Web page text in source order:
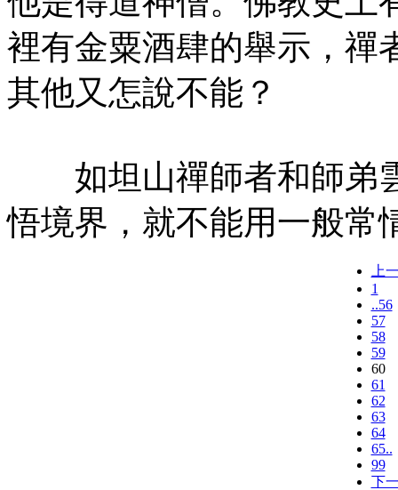
裡有金粟酒肆的舉示，禪
其他又怎說不能？
如坦山禪師者和師弟
悟境界，就不能用一般常
上
1
..56
57
58
59
60
61
62
63
64
65..
99
下